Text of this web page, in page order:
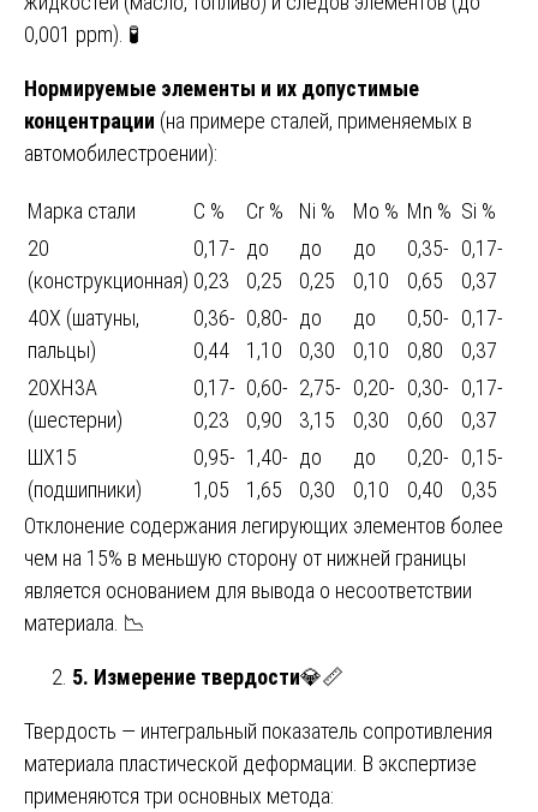
0,001 ppm). 🧪
Нормируемые элементы и их допустимые
концентрации (на примере сталей, применяемых в
автомобилестроении):
Марка стали C % Cr % Ni % Mo % Mn % Si %
20
(конструкционная)
0,17-
0,23
до
0,25
до
0,25
до
0,10
0,35-
0,65
0,17-
0,37
40Х (шатуны,
пальцы)
0,36-
0,44
0,80-
1,10
до
0,30
до
0,10
0,50-
0,80
0,17-
0,37
20ХН3А
(шестерни)
0,17-
0,23
0,60-
0,90
2,75-
3,15
0,20-
0,30
0,30-
0,60
0,17-
0,37
ШХ15
(подшипники)
0,95-
1,05
1,40-
1,65
до
0,30
до
0,10
0,20-
0,40
0,15-
0,35
Отклонение содержания легирующих элементов более
чем на 15% в меньшую сторону от нижней границы
является основанием для вывода о несоответствии
материала. 📉
5. Измерение твердости💎📏
Твердость — интегральный показатель сопротивления
материала пластической деформации. В экспертизе
применяются три основных метода: